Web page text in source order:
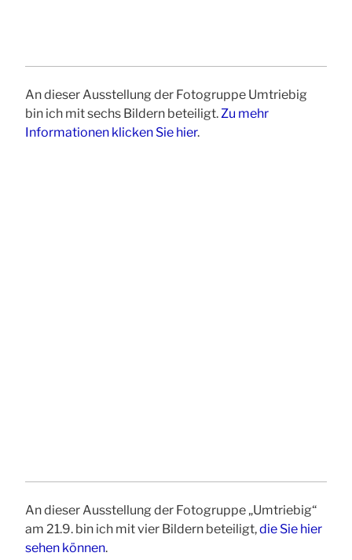
An dieser Ausstellung der Fotogruppe Umtriebig
bin ich mit sechs Bildern beteiligt.Zu mehr
Informationen klicken Sie hier.
An dieser Ausstellung der Fotogruppe „Umtriebig“
am 21.9. bin ich mit vier Bildern beteiligt,die Sie hier
sehen können.